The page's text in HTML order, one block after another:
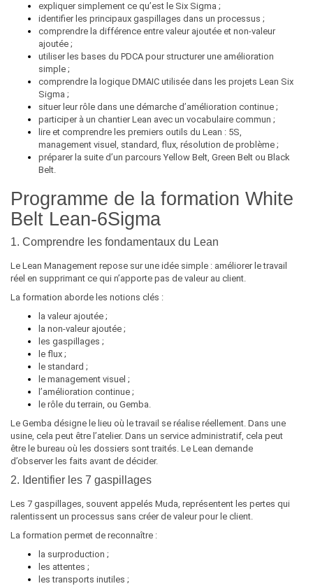
expliquer simplement ce qu’est le Six Sigma ;
identifier les principaux gaspillages dans un processus ;
comprendre la différence entre valeur ajoutée et non-valeur
ajoutée ;
utiliser les bases du PDCA pour structurer une amélioration
simple ;
comprendre la logique DMAIC utilisée dans les projets Lean Six
Sigma ;
situer leur rôle dans une démarche d’amélioration continue ;
participer à un chantier Lean avec un vocabulaire commun ;
lire et comprendre les premiers outils du Lean : 5S,
management visuel, standard, flux, résolution de problème ;
préparer la suite d’un parcours Yellow Belt, Green Belt ou Black
Belt.
Programme de la formation White
Belt Lean-6Sigma
1. Comprendre les fondamentaux du Lean
Le Lean Management repose sur une idée simple : améliorer le travail
réel en supprimant ce qui n’apporte pas de valeur au client.
La formation aborde les notions clés :
la valeur ajoutée ;
la non-valeur ajoutée ;
les gaspillages ;
le flux ;
le standard ;
le management visuel ;
l’amélioration continue ;
le rôle du terrain, ou Gemba.
Le Gemba désigne le lieu où le travail se réalise réellement. Dans une
usine, cela peut être l’atelier. Dans un service administratif, cela peut
être le bureau où les dossiers sont traités. Le Lean demande
d’observer les faits avant de décider.
2. Identifier les 7 gaspillages
Les 7 gaspillages, souvent appelés Muda, représentent les pertes qui
ralentissent un processus sans créer de valeur pour le client.
La formation permet de reconnaître :
la surproduction ;
les attentes ;
les transports inutiles ;